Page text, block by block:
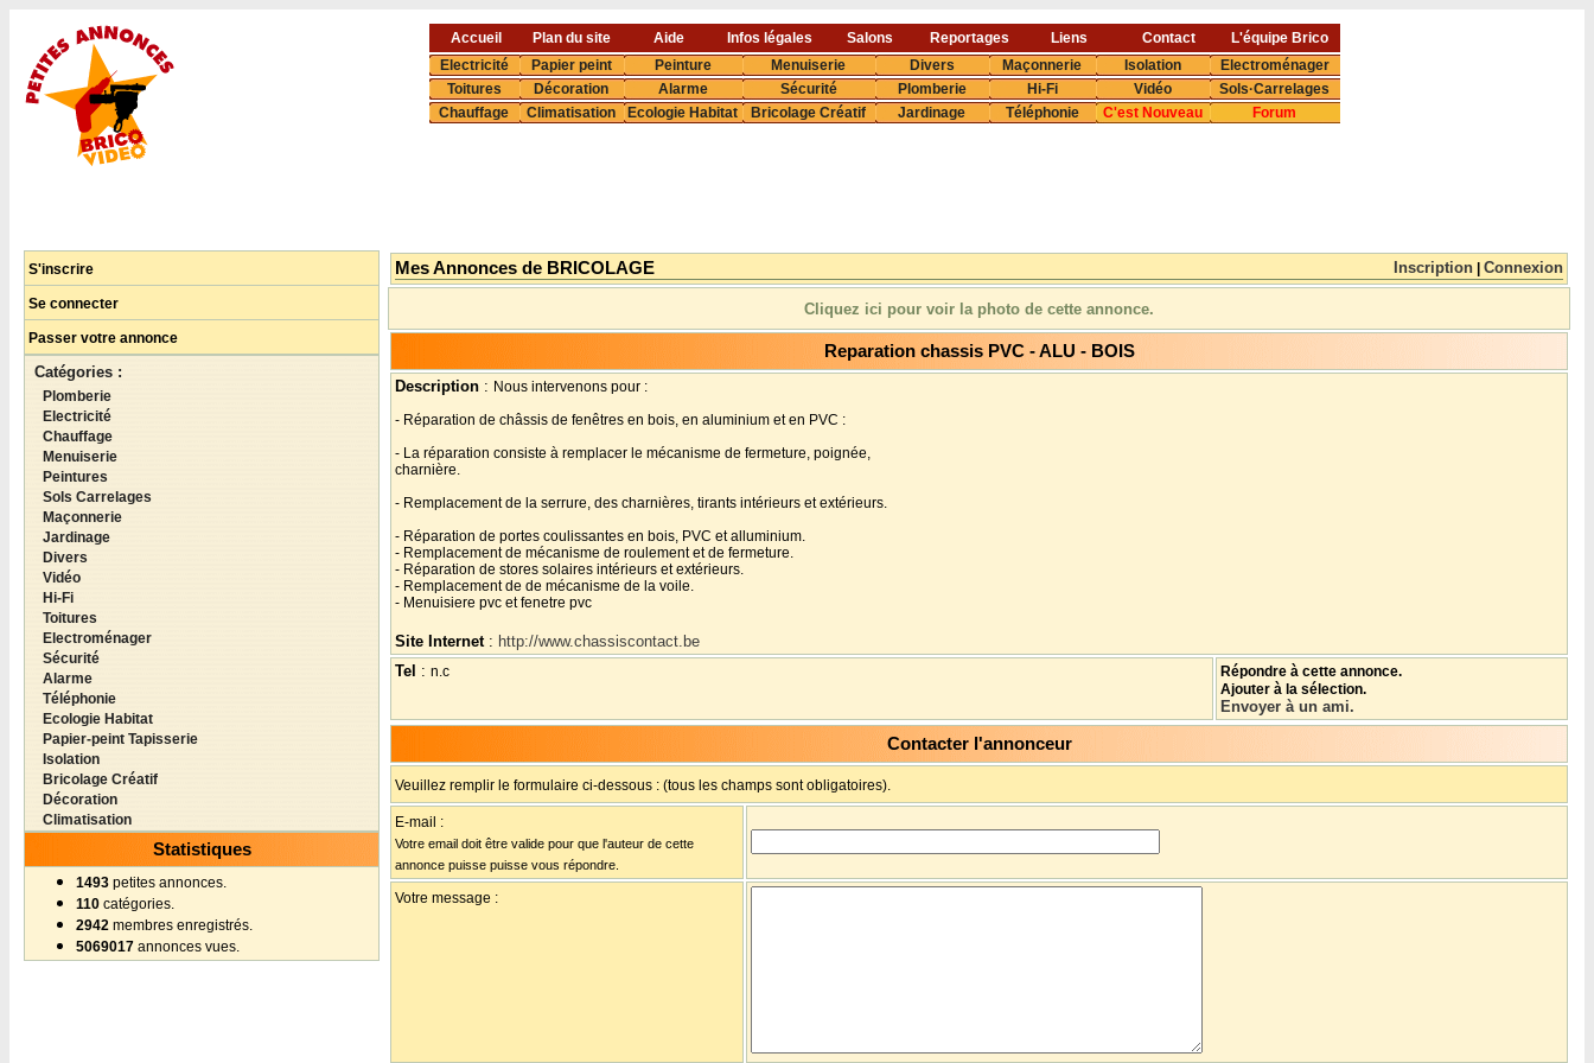
Accueil Plan du site Aide Infos légales Salons Reportages Liens Contact
L'équipe Brico
Electricité
Papier peint Peinture Menuiserie Divers Maçonnerie Isolation
Electroménager
Toitures
Décoration Alarme Sécurité Plomberie Hi-Fi Vidéo
Sols·Carrelages
Chauffage
Climatisation Ecologie Habitat Bricolage Créatif Jardinage Téléphonie C'est Nouveau Forum
S'inscrire
Se connecter
Passer votre annonce
Catégories :
Plomberie
Electricité
Chauffage
Menuiserie
Peintures
Sols Carrelages
Maçonnerie
Jardinage
Divers
Vidéo
Hi-Fi
Toitures
Electroménager
Sécurité
Alarme
Téléphonie
Ecologie Habitat
Papier-peint Tapisserie
Isolation
Bricolage Créatif
Décoration
Climatisation
Statistiques
1493 petites annonces.
110 catégories.
2942 membres enregistrés.
5069017 annonces vues.
Mes Annonces de BRICOLAGE Inscription Connexion
Cliquez ici pour voir la photo de cette annonce.
Reparation chassis PVC - ALU - BOIS
Description : Nous intervenons pour :
- Réparation de châssis de fenêtres en bois, en aluminium et en PVC :
- La réparation consiste à remplacer le mécanisme de fermeture, poignée,
charnière.
- Remplacement de la serrure, des charnières, tirants intérieurs et extérieurs.
- Réparation de portes coulissantes en bois, PVC et alluminium.
- Remplacement de mécanisme de roulement et de fermeture.
- Réparation de stores solaires intérieurs et extérieurs.
- Remplacement de de mécanisme de la voile.
- Menuisiere pvc et fenetre pvc
Site Internet: http://www.chassiscontact.be
Tel : n.c
Répondre à cette annonce.
Ajouter à la sélection.
Envoyer à un ami.
Contacter l'annonceur
Veuillez remplir le formulaire ci-dessous : (tous les champs sont obligatoires).
E-mail :
Votre email doit être valide pour que l'auteur de cette
annonce puisse puisse vous répondre.
Votre message :